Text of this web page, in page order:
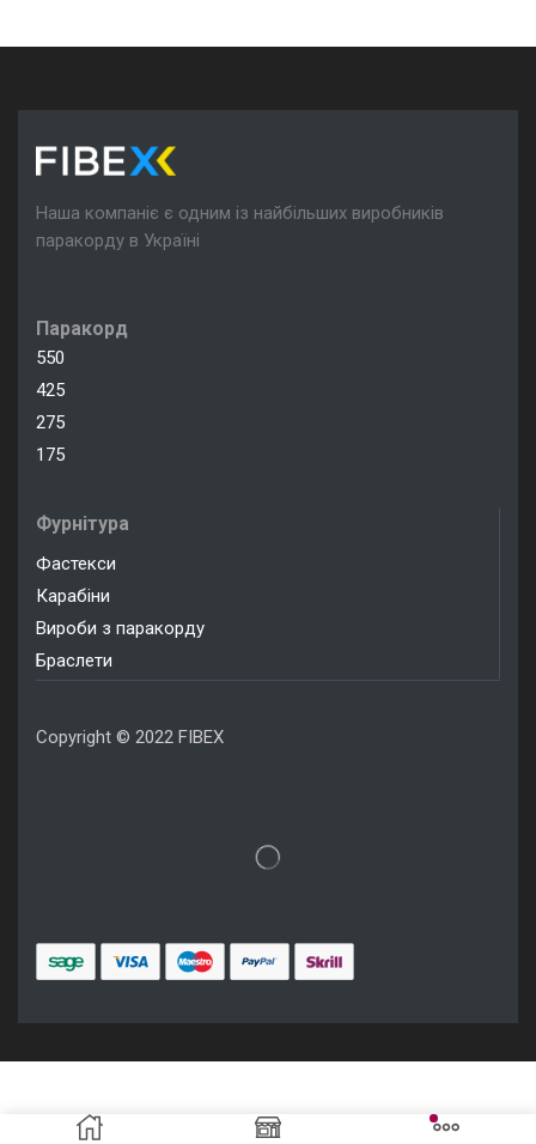
Наша компаніє є одним із найбільших виробників
паракорду в Україні
Паракорд
550
425
275
175
Фурнітура
Фастекси
Карабіни
Вироби з паракорду
Браслети
Copyright © 2022 FIBEX